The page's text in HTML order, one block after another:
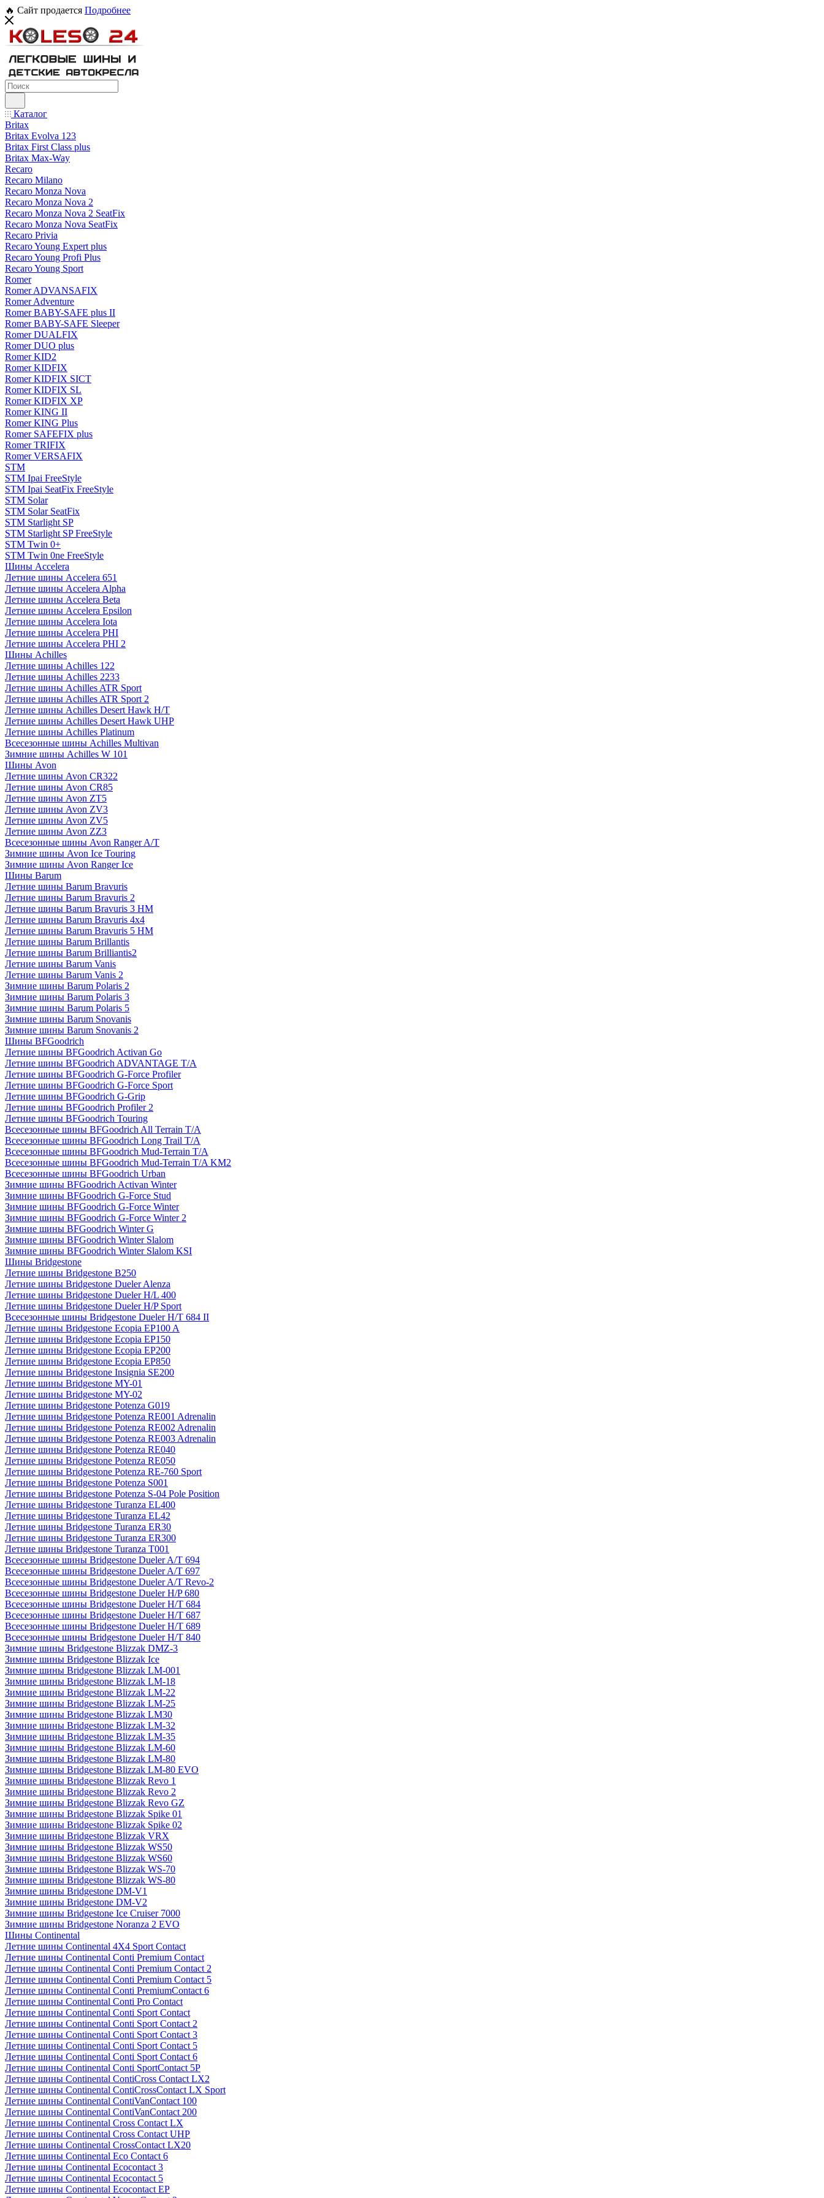
🔥 Сайт продается Подробнее
Каталог
Britax
Britax Evolva 123
Britax First Class plus
Britax Max-Way
Recaro
Recaro Milano
Recaro Monza Nova
Recaro Monza Nova 2
Recaro Monza Nova 2 SeatFix
Recaro Monza Nova SeatFix
Recaro Privia
Recaro Young Expert plus
Recaro Young Profi Plus
Recaro Young Sport
Romer
Romer ADVANSAFIX
Romer Adventure
Romer BABY-SAFE plus II
Romer BABY-SAFE Sleeper
Romer DUALFIX
Romer DUO plus
Romer KID2
Romer KIDFIX
Romer KIDFIX SICT
Romer KIDFIX SL
Romer KIDFIX XP
Romer KING II
Romer KING Plus
Romer SAFEFIX plus
Romer TRIFIX
Romer VERSAFIX
STM
STM Ipai FreeStyle
STM Ipai SeatFix FreeStyle
STM Solar
STM Solar SeatFix
STM Starlight SP
STM Starlight SP FreeStyle
STM Twin 0+
STM Twin 0ne FreeStyle
Шины Accelera
Летние шины Accelera 651
Летние шины Accelera Alpha
Летние шины Accelera Beta
Летние шины Accelera Epsilon
Летние шины Accelera Iota
Летние шины Accelera PHI
Летние шины Accelera PHI 2
Шины Achilles
Летние шины Achilles 122
Летние шины Achilles 2233
Летние шины Achilles ATR Sport
Летние шины Achilles ATR Sport 2
Летние шины Achilles Desert Hawk H/T
Летние шины Achilles Desert Hawk UHP
Летние шины Achilles Platinum
Всесезонные шины Achilles Multivan
Зимние шины Achilles W 101
Шины Avon
Летние шины Avon CR322
Летние шины Avon CR85
Летние шины Avon ZT5
Летние шины Avon ZV3
Летние шины Avon ZV5
Летние шины Avon ZZ3
Всесезонные шины Avon Ranger A/T
Зимние шины Avon Ice Touring
Зимние шины Avon Ranger Ice
Шины Barum
Летние шины Barum Bravuris
Летние шины Barum Bravuris 2
Летние шины Barum Bravuris 3 HM
Летние шины Barum Bravuris 4х4
Летние шины Barum Bravuris 5 HM
Летние шины Barum Brillantis
Летние шины Barum Brilliantis2
Летние шины Barum Vanis
Летние шины Barum Vanis 2
Зимние шины Barum Polaris 2
Зимние шины Barum Polaris 3
Зимние шины Barum Polaris 5
Зимние шины Barum Snovanis
Зимние шины Barum Snovanis 2
Шины BFGoodrich
Летние шины BFGoodrich Activan Go
Летние шины BFGoodrich ADVANTAGE T/A
Летние шины BFGoodrich G-Force Profiler
Летние шины BFGoodrich G-Force Sport
Летние шины BFGoodrich G-Grip
Летние шины BFGoodrich Profiler 2
Летние шины BFGoodrich Touring
Всесезонные шины BFGoodrich All Terrain T/A
Всесезонные шины BFGoodrich Long Trail T/A
Всесезонные шины BFGoodrich Mud-Terrain T/A
Всесезонные шины BFGoodrich Mud-Terrain T/A KM2
Всесезонные шины BFGoodrich Urban
Зимние шины BFGoodrich Activan Winter
Зимние шины BFGoodrich G-Force Stud
Зимние шины BFGoodrich G-Force Winter
Зимние шины BFGoodrich G-Force Winter 2
Зимние шины BFGoodrich Winter G
Зимние шины BFGoodrich Winter Slalom
Зимние шины BFGoodrich Winter Slalom KSI
Шины Bridgestone
Летние шины Bridgestone B250
Летние шины Bridgestone Dueler Alenza
Летние шины Bridgestone Dueler H/L 400
Летние шины Bridgestone Dueler H/P Sport
Всесезонные шины Bridgestone Dueler H/T 684 II
Летние шины Bridgestone Ecopia EP100 A
Летние шины Bridgestone Ecopia EP150
Летние шины Bridgestone Ecopia EP200
Летние шины Bridgestone Ecopia EP850
Летние шины Bridgestone Insignia SE200
Летние шины Bridgestone MY-01
Летние шины Bridgestone MY-02
Летние шины Bridgestone Potenza G019
Летние шины Bridgestone Potenza RE001 Adrenalin
Летние шины Bridgestone Potenza RE002 Adrenalin
Летние шины Bridgestone Potenza RE003 Adrenalin
Летние шины Bridgestone Potenza RE040
Летние шины Bridgestone Potenza RE050
Летние шины Bridgestone Potenza RE-760 Sport
Летние шины Bridgestone Potenza S001
Летние шины Bridgestone Potenza S-04 Pole Position
Летние шины Bridgestone Turanza EL400
Летние шины Bridgestone Turanza EL42
Летние шины Bridgestone Turanza ER30
Летние шины Bridgestone Turanza ER300
Летние шины Bridgestone Turanza T001
Всесезонные шины Bridgestone Dueler A/T 694
Всесезонные шины Bridgestone Dueler A/T 697
Всесезонные шины Bridgestone Dueler A/T Revo-2
Всесезонные шины Bridgestone Dueler H/P 680
Всесезонные шины Bridgestone Dueler H/T 684
Всесезонные шины Bridgestone Dueler H/T 687
Всесезонные шины Bridgestone Dueler H/T 689
Всесезонные шины Bridgestone Dueler H/T 840
Зимние шины Bridgestone Blizzak DMZ-3
Зимние шины Bridgestone Blizzak Ice
Зимние шины Bridgestone Blizzak LM-001
Зимние шины Bridgestone Blizzak LM-18
Зимние шины Bridgestone Blizzak LM-22
Зимние шины Bridgestone Blizzak LM-25
Зимние шины Bridgestone Blizzak LM30
Зимние шины Bridgestone Blizzak LM-32
Зимние шины Bridgestone Blizzak LM-35
Зимние шины Bridgestone Blizzak LM-60
Зимние шины Bridgestone Blizzak LM-80
Зимние шины Bridgestone Blizzak LM-80 EVO
Зимние шины Bridgestone Blizzak Revo 1
Зимние шины Bridgestone Blizzak Revo 2
Зимние шины Bridgestone Blizzak Revo GZ
Зимние шины Bridgestone Blizzak Spike 01
Зимние шины Bridgestone Blizzak Spike 02
Зимние шины Bridgestone Blizzak VRX
Зимние шины Bridgestone Blizzak WS50
Зимние шины Bridgestone Blizzak WS60
Зимние шины Bridgestone Blizzak WS-70
Зимние шины Bridgestone Blizzak WS-80
Зимние шины Bridgestone DM-V1
Зимние шины Bridgestone DM-V2
Зимние шины Bridgestone Ice Cruiser 7000
Зимние шины Bridgestone Noranza 2 EVO
Шины Continental
Летние шины Continental 4X4 Sport Contact
Летние шины Continental Conti Premium Contact
Летние шины Continental Conti Premium Contact 2
Летние шины Continental Conti Premium Contact 5
Летние шины Continental Conti PremiumContact 6
Летние шины Continental Conti Pro Contact
Летние шины Continental Conti Sport Contact
Летние шины Continental Conti Sport Contact 2
Летние шины Continental Conti Sport Contact 3
Летние шины Continental Conti Sport Contact 5
Летние шины Continental Conti Sport Contact 6
Летние шины Continental Conti SportContact 5P
Летние шины Continental ContiCross Contact LX2
Летние шины Continental ContiCrossContact LX Sport
Летние шины Continental ContiVanContact 100
Летние шины Continental ContiVanContact 200
Летние шины Continental Cross Contact LX
Летние шины Continental Cross Contact UHP
Летние шины Continental CrossContact LX20
Летние шины Continental Eco Contact 6
Летние шины Continental Ecocontact 3
Летние шины Continental Ecocontact 5
Летние шины Continental Ecocontact EP